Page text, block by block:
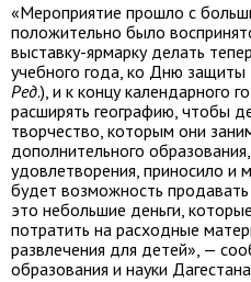
«Мероприятие прошло с
положительно было
выставку-ярмарку делать
учебного года, ко Дню
Ред.), и к концу календарного
расширять географию, чтобы
творчество, которым они
дополнительного
удовлетворения, приносило и
будет возможность продавать
это небольшие деньги,
потратить на расходные
развлечения для детей», —
образования и науки